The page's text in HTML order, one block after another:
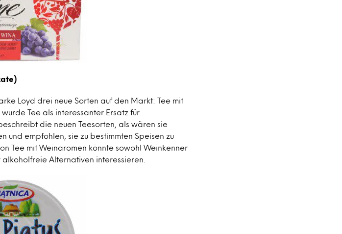
Loyd drei neue Sorten auf den Markt: Tee mit
Tee als interessanter Ersatz für
die neuen Teesorten, als wären sie
und empfohlen, sie zu bestimmten Speisen zu
Tee mit Weinaromen könnte sowohl Weinkenner
Alternativen interessieren.